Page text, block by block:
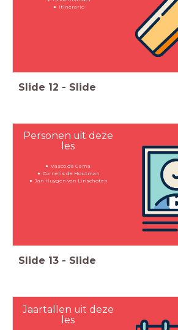
Itinerario
Slide 12 - Slide
Personen uit deze
les
Vasco da Gama
Cornelis de Houtman
Jan Huygen van Linschoten
Slide 13 - Slide
Jaartallen uit deze
les